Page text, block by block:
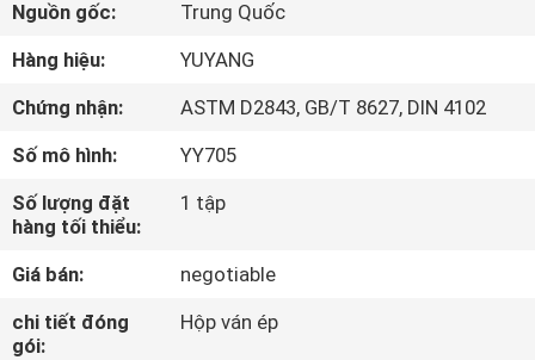
SẢN
PHẨM
DẪN
VR
VỀ
CHÚNG
Nguồn gốc:
Trung Quốc
Hàng hiệu:
YUYANG
Chứng nhận:
ASTM D2843, GB/T 8627, DIN 4102
Số mô hình:
YY705
Số lượng đặt
hàng tối thiểu:
1 tập
Giá bán:
negotiable
chi tiết đóng
gói:
Hộp ván ép